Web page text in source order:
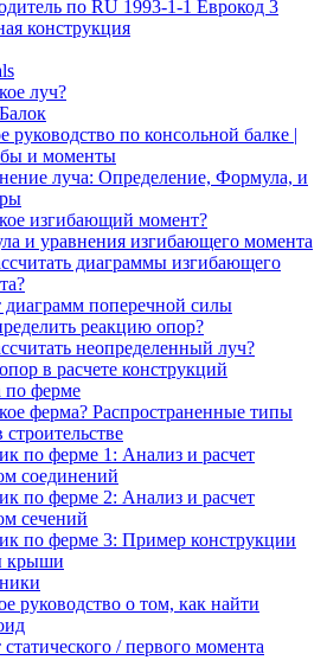
по RU 1993-1-1 Еврокод 3
конструкция
луч?
руководство по консольной балке |
и моменты
луча: Определение, Формула, и
изгибающий момент?
и уравнения изгибающего момента
диаграммы изгибающего
диаграмм поперечной силы
реакцию опор?
неопределенный луч?
в расчете конструкций
по ферме
ферма? Распространенные типы
по ферме 1: Анализ и расчет
соединений
по ферме 2: Анализ и расчет
сечений
по ферме 3: Пример конструкции
крыши
руководство о том, как найти
статического / первого момента